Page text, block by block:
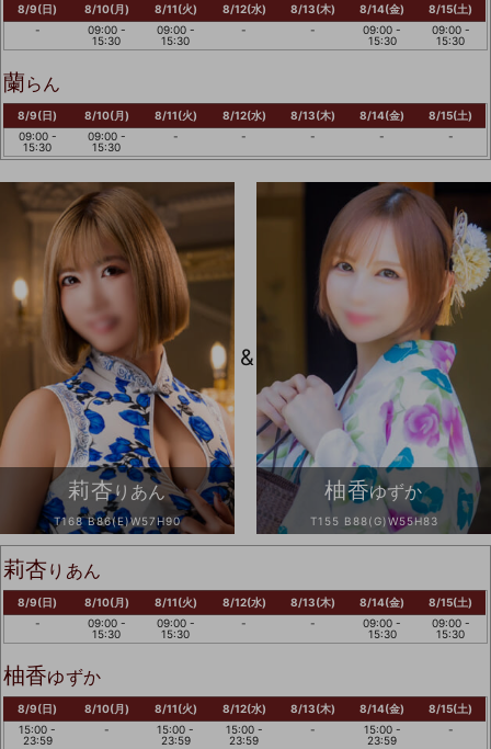
8/9(日)
-
8/10(月)
09:00 -
15:30
8/11(火)
09:00 -
15:30
8/12(水)
-
8/13(木)
-
8/14(金)
09:00 -
15:30
8/15(土)
09:00 -
15:30
蘭らん
8/9(日)
09:00 -
15:30
8/10(月)
09:00 -
15:30
8/11(火)
-
8/12(水)
-
8/13(木)
-
8/14(金)
-
8/15(土)
-
莉杏りあん
T168 B86(E)W57H90
&
柚香ゆずか
T155 B88(G)W55H83
莉杏りあん
8/9(日)
-
8/10(月)
09:00 -
15:30
8/11(火)
09:00 -
15:30
8/12(水)
-
8/13(木)
-
8/14(金)
09:00 -
15:30
8/15(土)
09:00 -
15:30
柚香ゆずか
8/9(日)
15:00 -
23:59
8/10(月)
-
8/11(火)
15:00 -
23:59
8/12(水)
15:00 -
23:59
8/13(木)
-
8/14(金)
15:00 -
23:59
8/15(土)
-